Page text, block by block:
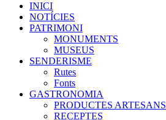
INICI
NOTÍCIES
PATRIMONI
MONUMENTS
MUSEUS
SENDERISME
Rutes
Fonts
GASTRONOMIA
PRODUCTES ARTESANS
RECEPTES